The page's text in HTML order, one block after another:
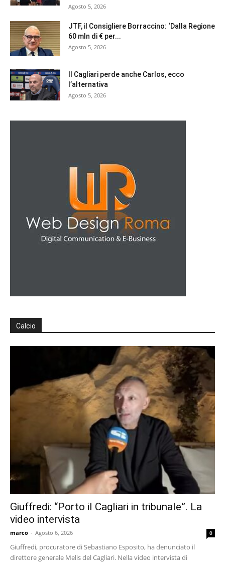
Agosto 5, 2026
JTF, il Consigliere Borraccino: ‘Dalla Regione
60 mln di € per...
Agosto 5, 2026
Il Cagliari perde anche Carlos, ecco
l’alternativa
Agosto 5, 2026
Calcio
Giuffredi: “Porto il Cagliari in tribunale”. La
video intervista
marco - Agosto 6, 2026 0
Giuffredi, procuratore di Sebastiano Esposito, ha denunciato il
direttore generale Melis del Cagliari. Nella video intervista di